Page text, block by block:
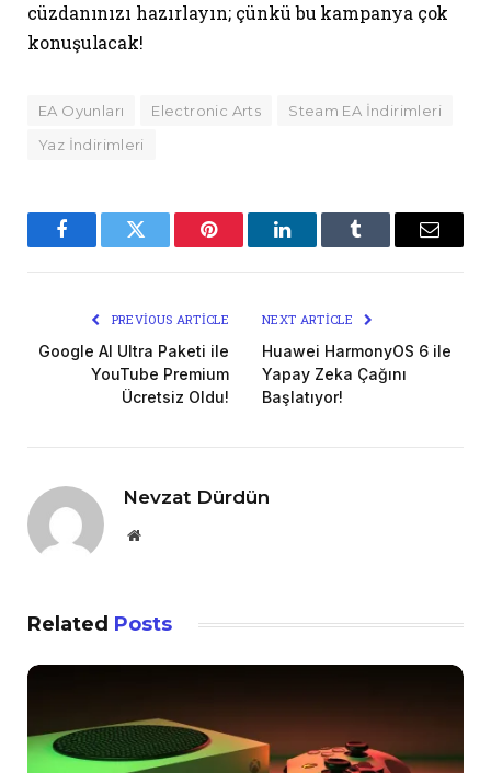
cüzdanınızı hazırlayın; çünkü bu kampanya çok
konuşulacak!
EA Oyunları Electronic Arts
Steam EA İndirimleri
Yaz İndirimleri
FacebookTwitter Pinterest LinkedInTumblr Email
PREVIOUS ARTICLE
Google AI Ultra Paketi ile
YouTube Premium
Ücretsiz Oldu!
NEXT ARTICLE
Huawei HarmonyOS 6 ile
Yapay Zeka Çağını
Başlatıyor!
Nevzat Dürdün
Website
Related Posts